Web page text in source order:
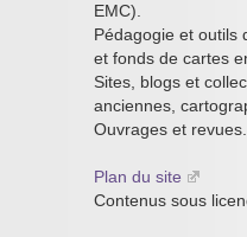
EMC).
Pédagogie et outils
et fonds de cartes
Sites, blogs et
anciennes,
Ouvrages et
Plan du site
Contenus sous